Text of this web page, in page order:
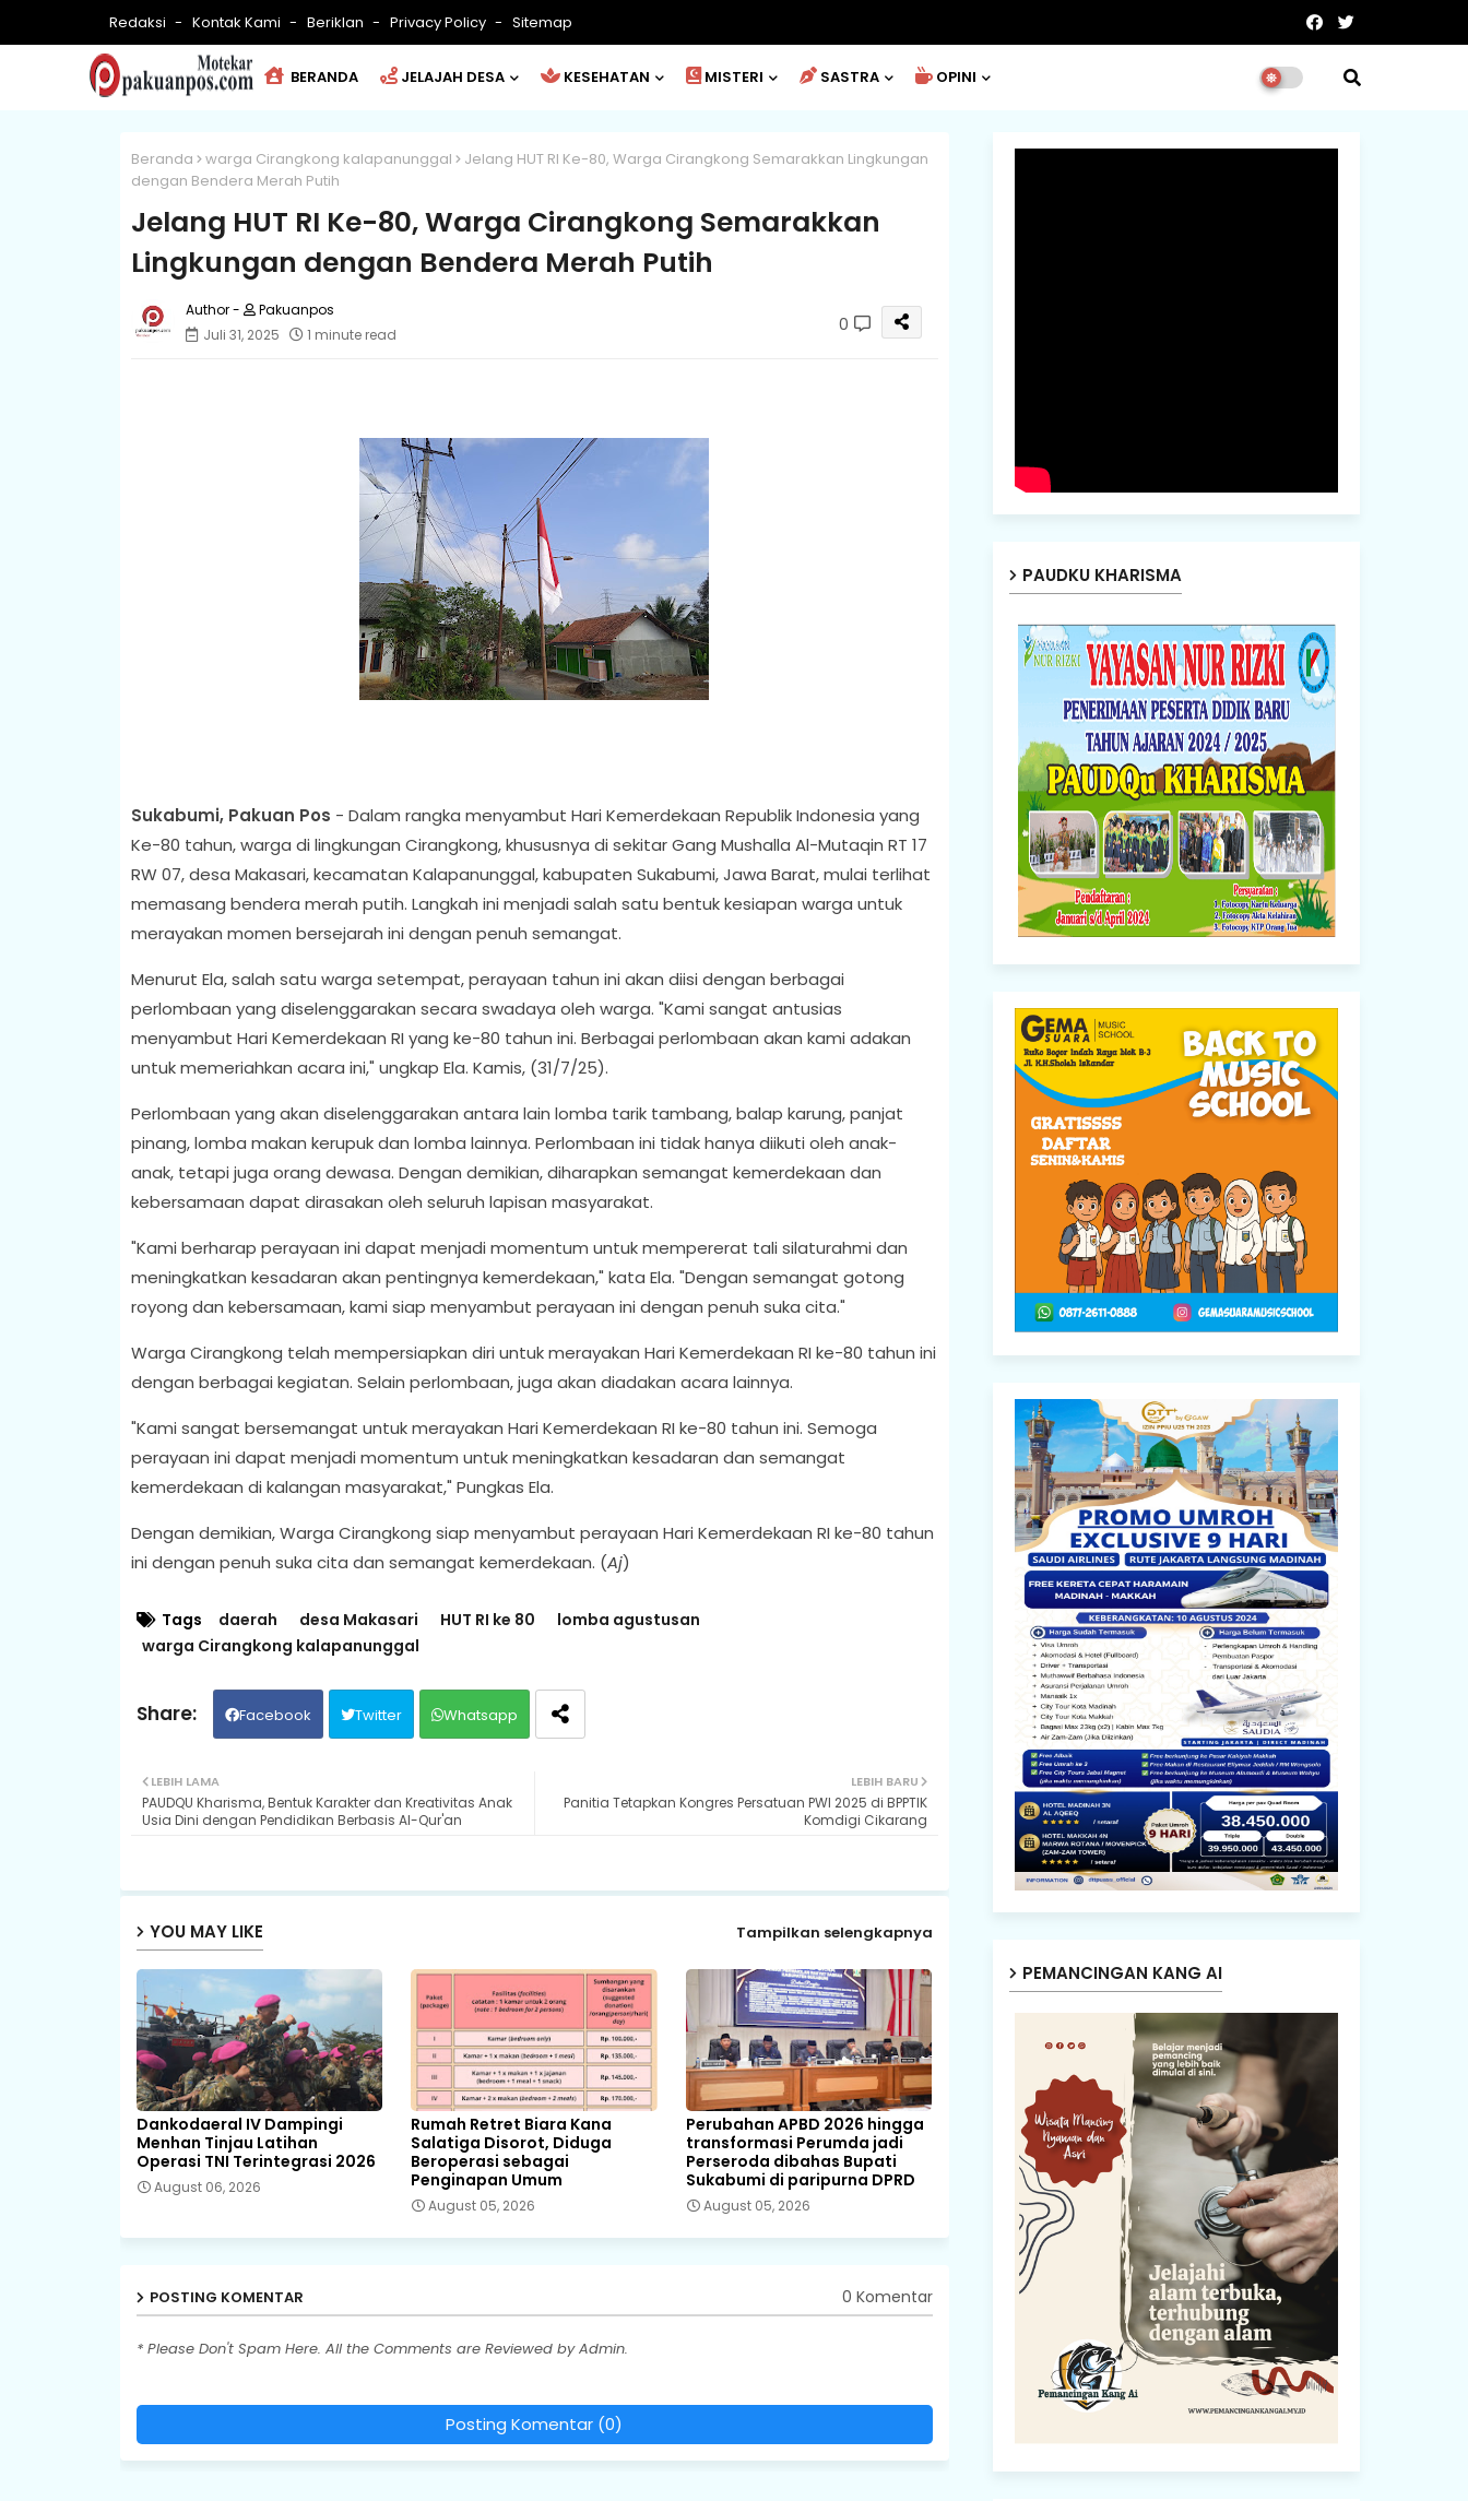
Redaksi Kontak Kami Beriklan Privacy Policy Sitemap
BERANDA JELAJAH DESA KESEHATAN MISTERI SASTRA OPINI
Beranda warga Cirangkong kalapanunggal
Jelang HUT RI Ke-80, Warga Cirangkong Semarakkan Lingkungan
dengan Bendera Merah Putih
Jelang HUT RI Ke-80, Warga Cirangkong Semarakkan
Lingkungan dengan Bendera Merah Putih
Pakuanpos
Juli 31, 2025
1 minute read 0
Sukabumi, Pakuan Pos - Dalam rangka menyambut Hari Kemerdekaan Republik Indonesia yang
Ke-80 tahun, warga di lingkungan Cirangkong, khususnya di sekitar Gang Mushalla Al-Mutaqin RT 17
RW 07, desa Makasari, kecamatan Kalapanunggal, kabupaten Sukabumi, Jawa Barat, mulai terlihat
memasang bendera merah putih. Langkah ini menjadi salah satu bentuk kesiapan warga untuk
merayakan momen bersejarah ini dengan penuh semangat.
Menurut Ela, salah satu warga setempat, perayaan tahun ini akan diisi dengan berbagai
perlombaan yang diselenggarakan secara swadaya oleh warga. "Kami sangat antusias
menyambut Hari Kemerdekaan RI yang ke-80 tahun ini. Berbagai perlombaan akan kami adakan
untuk memeriahkan acara ini," ungkap Ela. Kamis, (31/7/25).
Perlombaan yang akan diselenggarakan antara lain lomba tarik tambang, balap karung, panjat
pinang, lomba makan kerupuk dan lomba lainnya. Perlombaan ini tidak hanya diikuti oleh anak-
anak, tetapi juga orang dewasa. Dengan demikian, diharapkan semangat kemerdekaan dan
kebersamaan dapat dirasakan oleh seluruh lapisan masyarakat.
"Kami berharap perayaan ini dapat menjadi momentum untuk mempererat tali silaturahmi dan
meningkatkan kesadaran akan pentingnya kemerdekaan," kata Ela. "Dengan semangat gotong
royong dan kebersamaan, kami siap menyambut perayaan ini dengan penuh suka cita."
Warga Cirangkong telah mempersiapkan diri untuk merayakan Hari Kemerdekaan RI ke-80 tahun ini
dengan berbagai kegiatan. Selain perlombaan, juga akan diadakan acara lainnya.
"Kami sangat bersemangat untuk merayakan Hari Kemerdekaan RI ke-80 tahun ini. Semoga
perayaan ini dapat menjadi momentum untuk meningkatkan kesadaran dan semangat
kemerdekaan di kalangan masyarakat," Pungkas Ela.
Dengan demikian, Warga Cirangkong siap menyambut perayaan Hari Kemerdekaan RI ke-80 tahun
ini dengan penuh suka cita dan semangat kemerdekaan. (Aj)
Tags daerah desa Makasari HUT RI ke 80
lomba agustusan
warga Cirangkong kalapanunggal
Facebook Twitter Whatsapp
LEBIH BARU
Panitia Tetapkan Kongres Persatuan PWI 2025 di BPPTIK
Komdigi Cikarang
LEBIH LAMA
PAUDQU Kharisma, Bentuk Karakter dan Kreativitas Anak
Usia Dini dengan Pendidikan Berbasis Al-Qur'an
YOU MAY LIKE Tampilkan selengkapnya
Dankodaeral IV Dampingi
Menhan Tinjau Latihan
Operasi TNI Terintegrasi 2026
August 06, 2026
Rumah Retret Biara Kana
Salatiga Disorot, Diduga
Beroperasi sebagai
Penginapan Umum
August 05, 2026
Perubahan APBD 2026 hingga
transformasi Perumda jadi
Perseroda dibahas Bupati
Sukabumi di paripurna DPRD
August 05, 2026
POSTING KOMENTAR 0 Komentar
* Please Don't Spam Here. All the Comments are Reviewed by Admin.
Posting Komentar (0)
PAUDKU KHARISMA
PEMANCINGAN KANG AI